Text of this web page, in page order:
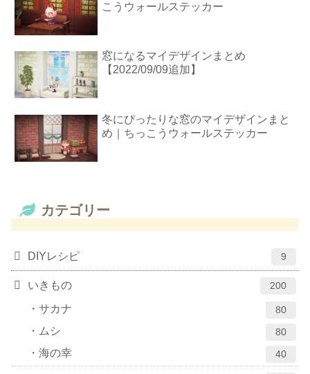
こうウォールステッカー
窓になるマイデザインまとめ
【2022/09/09追加】
冬にぴったりな窓のマイデザインまと
め｜ちっこうウォールステッカー
カテゴリー
DIYレシピ 9
いきもの 200
サカナ 80
ムシ 80
海の幸 40